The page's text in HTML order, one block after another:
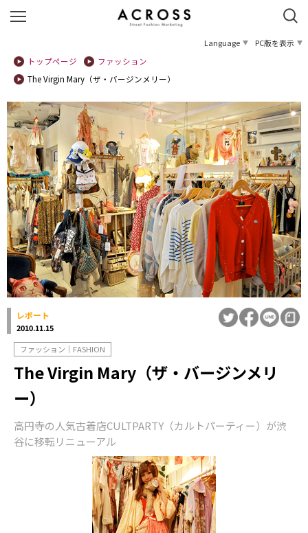
Language
PC版を表示
トップページ
ファッション
The Virgin Mary（ザ・バージンメリー）
レポート
2010.11.15
ファッション｜FASHION
The Virgin Mary（ザ・バージンメリ
ー）
高円寺の人気古着店CULTPARTY（カルトパーティー）が渋
谷に移転リニューアル